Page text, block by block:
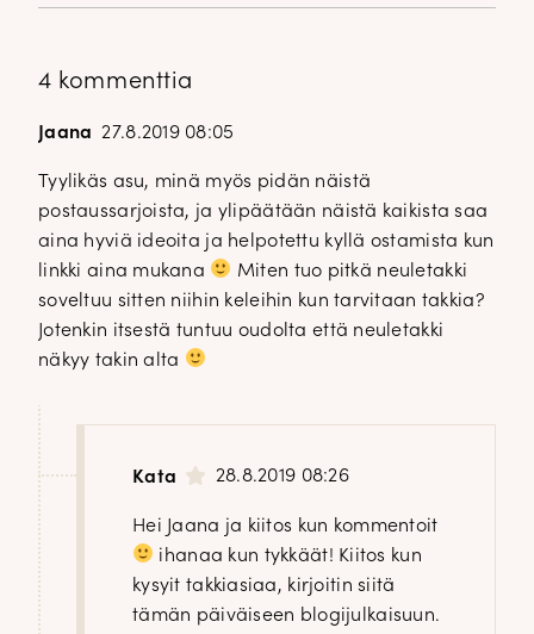
4 kommenttia
Jaana 27.8.2019 08:05
Tyylikäs asu, minä myös pidän näistä
postaussarjoista, ja ylipäätään näistä kaikista saa
aina hyviä ideoita ja helpotettu kyllä ostamista kun
linkki aina mukana
Miten tuo pitkä neuletakki
soveltuu sitten niihin keleihin kun tarvitaan takkia?
Jotenkin itsestä tuntuu oudolta että neuletakki
näkyy takin alta
Kata 28.8.2019 08:26
Hei Jaana ja kiitos kun kommentoit
ihanaa kun tykkäät! Kiitos kun
kysyit takkiasiaa, kirjoitin siitä
tämän päiväiseen blogijulkaisuun.